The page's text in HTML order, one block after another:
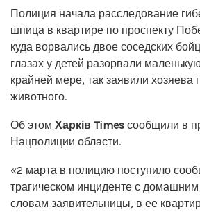
Полиция начала расследование
шпица в квартире по проспекту
куда ворвались двое соседских
глазах у детей разорвали
крайней мере, так заявили хозяева
животного.
Об этом Харків Times сообщили в
Нацполиции области.
«2 марта в полицию поступило
трагическом инциденте с
словам заявительницы, в ее